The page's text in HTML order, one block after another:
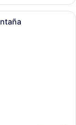
de hotel con